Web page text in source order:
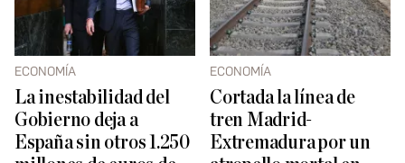
ECONOMÍA
La inestabilidad del
Gobierno deja a
España sin otros 1.250
ECONOMÍA
Cortada la línea de
tren Madrid-
Extremadura por un